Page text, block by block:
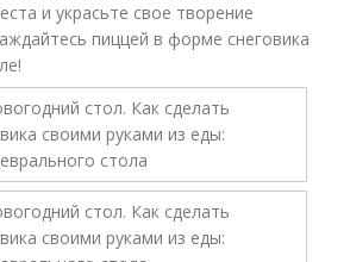
и украсьте свое творение
пиццей в форме снеговика